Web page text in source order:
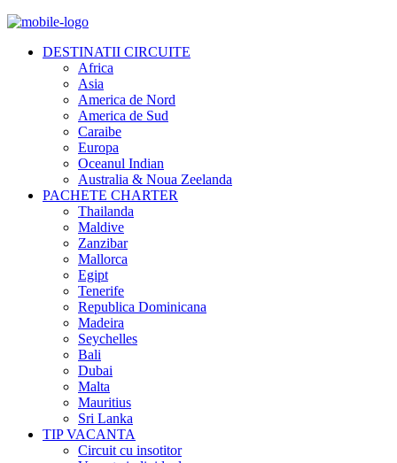
DESTINATII CIRCUITE
Africa
Asia
America de Nord
America de Sud
Caraibe
Europa
Oceanul Indian
Australia & Noua Zeelanda
PACHETE CHARTER
Thailanda
Maldive
Zanzibar
Mallorca
Egipt
Tenerife
Republica Dominicana
Madeira
Seychelles
Bali
Dubai
Malta
Mauritius
Sri Lanka
TIP VACANTA
Circuit cu insotitor